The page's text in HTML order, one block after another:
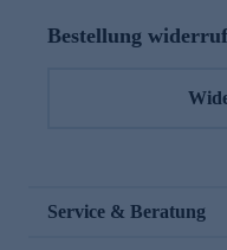
Bestellung
Service & Beratung